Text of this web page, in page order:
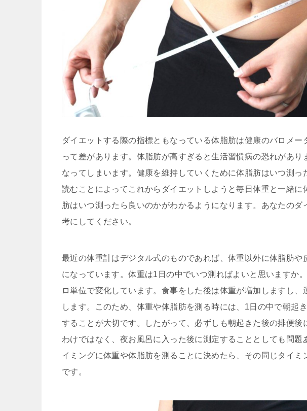
ダイエットする際の指標ともなっている体脂肪は健康のバロメー
って差があります。体脂肪が高すぎると生活習慣病の恐れがあり
なってしまいます。健康を維持していくために体脂肪はいつ測
読むことによってこれからダイエットしようと毎日体重と一緒
肪はいつ測ったら良いのかがわかるようになります。あなたの
考にしてください。
最近の体重計はデジタル式のものであれば、体重以外に体脂肪や
になっています。体重は1日の中でいつ測ればよいと思いますか
ロ単位で変化しています。食事をした後は体重が増加しますし
します。このため、体重や体脂肪を測る時には、1日の中で朝起
することが大切です。したがって、必ずしも朝起きた後の排便後
わけではなく、夜お風呂に入った後に測定することとしても問題
イミングに体重や体脂肪を測ることに決めたら、その同じタイ
です。